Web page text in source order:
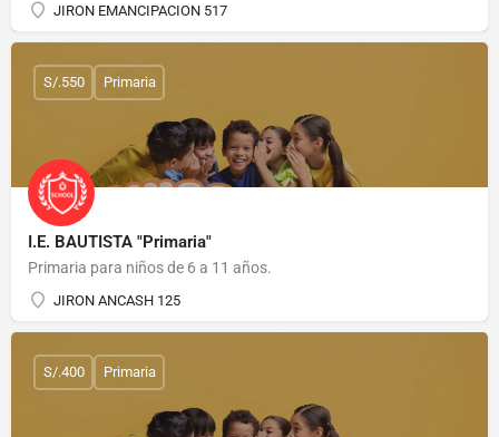
JIRON EMANCIPACION 517
I.E. BAUTISTA "Primaria"
Primaria para niños de 6 a 11 años.
JIRON ANCASH 125
S/.550 Primaria
S/.400 Primaria